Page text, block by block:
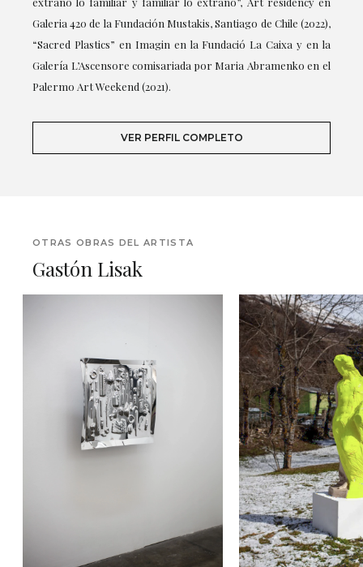
Galeria 420 de la Fundación Mustakis, Santiago de Chile (2022),
“Sacred Plastics” en Imagin en la Fundació La Caixa y en la
Galería L’Ascensore comisariada por Maria Abramenko en el
Palermo Art Weekend (2021).
VER PERFIL COMPLETO
OTRAS OBRAS DEL ARTISTA
Gastón Lisak